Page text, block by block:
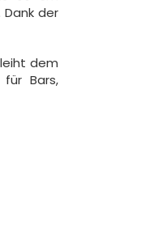
der
dem
Bars,